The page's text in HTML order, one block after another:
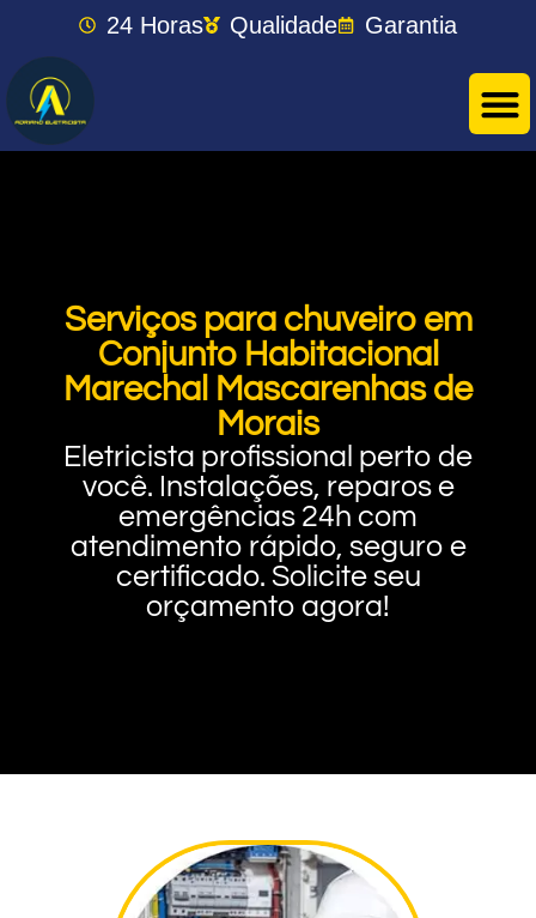
24 Horas Qualidade Garantia
Serviços para chuveiro em
Conjunto Habitacional
Marechal Mascarenhas de
Morais
Eletricista profissional perto de
você. Instalações, reparos e
emergências 24h com
atendimento rápido, seguro e
certificado. Solicite seu
orçamento agora!